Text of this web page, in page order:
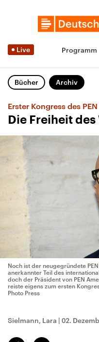
Live Programm
Bücher Archiv
Erster Kongress des
Die Freiheit
Noch ist der neugegründete
anerkannter Teil des
doch der Präsident von PEN
reiste eigens zum ersten
Photo Press
Sielmann, Lara | 02.